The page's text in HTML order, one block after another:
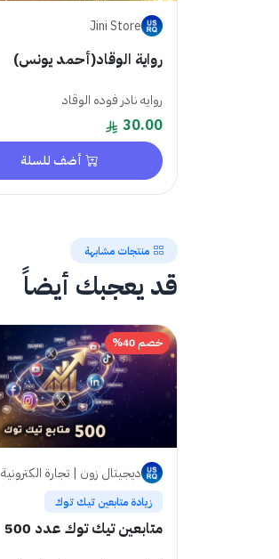
Jini Store
رواية الوقاد(أحمد يونس)
روايه نادر فوده الوقاد
30.00
أضف للسلة
منتجات مشابهة
قد يعجبك أيضاً
خصم 40%
ديجيتال زون | تجارة الكترونية
زيادة متابعين تيك توك
متابعين تيك توك عدد 500